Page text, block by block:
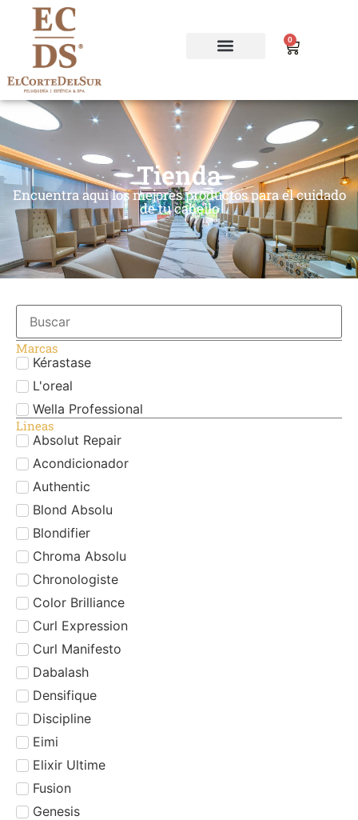
0
Tienda
Encuentra aqui los mejores productos para el cuidado
de tu cabello
Marcas
Kérastase
L'oreal
Wella Professional
Lineas
Absolut Repair
Acondicionador
Authentic
Blond Absolu
Blondifier
Chroma Absolu
Chronologiste
Color Brilliance
Curl Expression
Curl Manifesto
Dabalash
Densifique
Discipline
Eimi
Elixir Ultime
Fusion
Genesis